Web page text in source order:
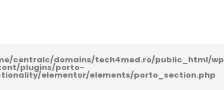
centralc/domains/tech4med.ro/public_html/
plugins/porto-
elementor/elements/porto_section.php